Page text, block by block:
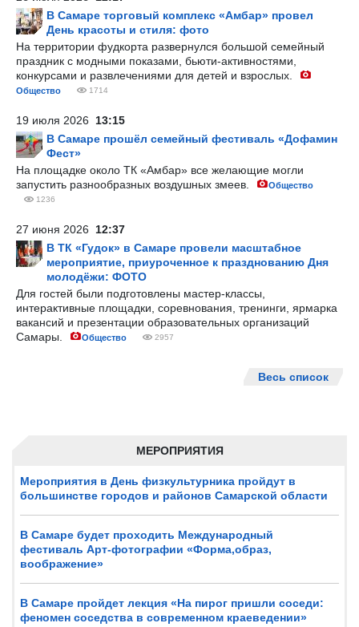
МЕРОПРИЯТИЯ
Мероприятия в День физкультурника пройдут в
большинстве городов и районов Самарской области
В Самаре будет проходить Международный
фестиваль Арт-фотографии «Форма,образ,
воображение»
В Самаре пройдет лекция «На пирог пришли соседи:
феномен соседства в современном краеведении»
В Самаре торговый комплекс «Амбар» провел
День красоты и стиля: фото
На территории фудкорта развернулся большой семейный
праздник с модными показами, бьюти-активностями,
конкурсами и развлечениями для детей и взрослых.
Общество 1714
19 июля 2026 13:15
В Самаре прошёл семейный фестиваль «Дофамин
Фест»
На площадке около ТК «Амбар» все желающие могли
запустить разнообразных воздушных змеев.
Общество
1236
27 июня 2026 12:37
В ТК «Гудок» в Самаре провели масштабное
мероприятие, приуроченное к празднованию Дня
молодёжи: ФОТО
Для гостей были подготовлены мастер-классы,
интерактивные площадки, соревнования, тренинги, ярмарка
вакансий и презентации образовательных организаций
Самары.
Общество 2957
Весь список